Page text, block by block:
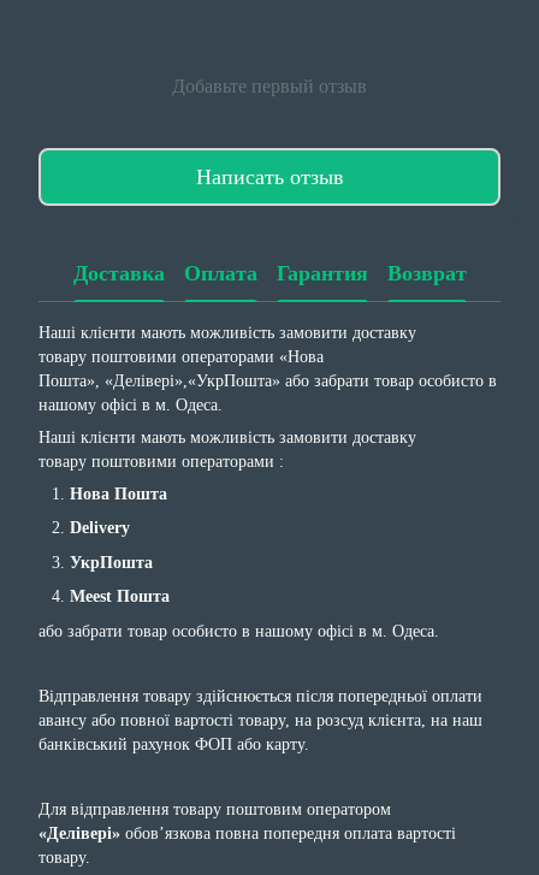
Добавьте первый отзыв
Написать отзыв
Доставка Оплата Гарантия Возврат
Наші клієнти мають можливість замовити доставку
товару поштовими операторами «Нова
Пошта», «Делівері»,«УкрПошта» або забрати товар особисто в
нашому офісі в м. Одеса.
Наші клієнти мають можливість замовити доставку
товару поштовими операторами :
Нова Пошта
Delivery
УкрПошта
Meest Пошта
або забрати товар особисто в нашому офісі в м. Одеса.
Відправлення товару здійснюється після попередньої оплати
авансу або повної вартості товару, на розсуд клієнта, на наш
банківський рахунок ФОП або карту.
Для відправлення товару поштовим оператором
«Делівері» обов’язкова повна попередня оплата вартості
товару.